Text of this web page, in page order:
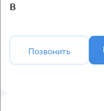
B
Позвонить